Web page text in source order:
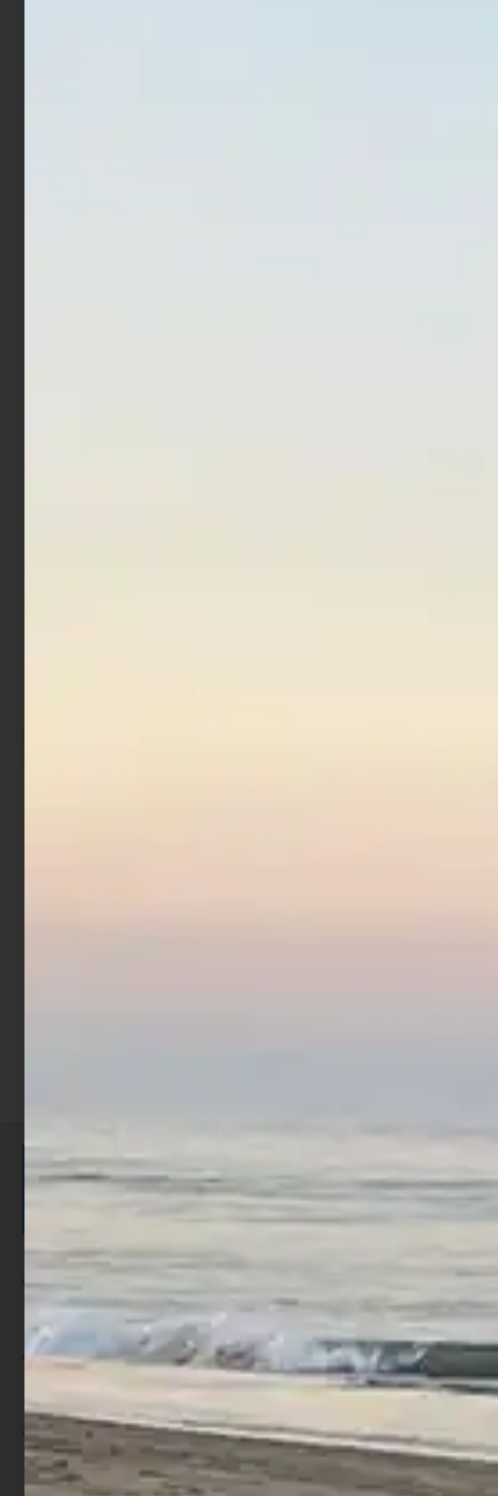
ISCRIVITI E RICEVI 3,50€ DI
SCONTO >
Per ogni acquisto accumuli ulteriori
punti;
Utilizza i punti per ricevere uno
I punti sono indicati nella pagina
prodotto;